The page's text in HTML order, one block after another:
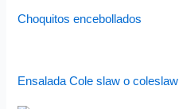
Choquitos encebollados
Ensalada Cole slaw o coleslaw